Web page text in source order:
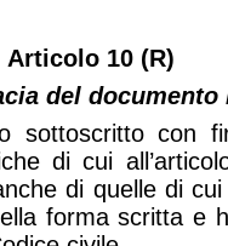
Articolo 10 (R)
del
sottoscritto con
di cui
di quelle di
forma scritta e